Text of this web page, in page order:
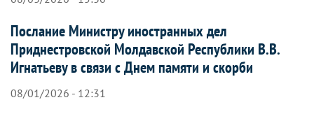
Послание Министру иностранных дел
Приднестровской Молдавской Республики В.В.
Игнатьеву в связи с Днем памяти и скорби
08/01/2026 - 12:31